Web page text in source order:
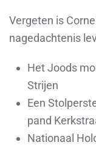
Vergeten is
nagedachtenis
Het Joods
Strijen
Een
pand
Nationaal